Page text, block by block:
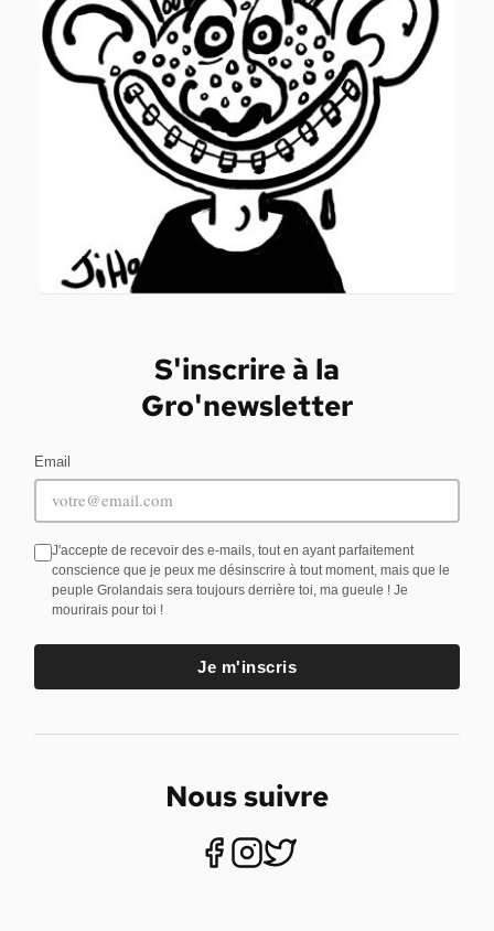
S'inscrire à la
Gro'newsletter
Email
J'accepte de recevoir des e-mails, tout en ayant parfaitement
conscience que je peux me désinscrire à tout moment, mais que le
peuple Grolandais sera toujours derrière toi, ma gueule ! Je
mourirais pour toi !
Je m'inscris
Nous suivre